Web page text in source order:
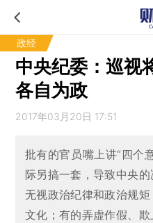
政经
中央纪委：巡视
各自为政
2017年03月20日 17:51
批有的官员嘴上讲“四个
际另搞一套，导致中央
无视政治纪律和政治规
文化；有的弄虚作假、